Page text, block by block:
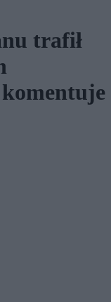
trafił
komentuje